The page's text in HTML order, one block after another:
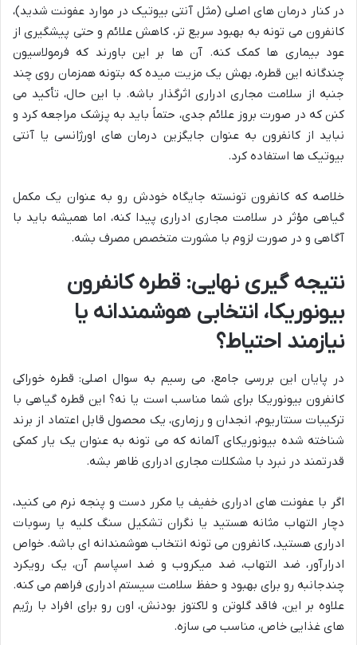
در کنار درمان های اصلی (مثل آنتی بیوتیک در موارد عفونت شدید)،
کانفرون می تونه به بهبود سریع تر، کاهش علائم و حتی پیشگیری از
عود بیماری ها کمک کنه. آن ها بر این باورند که فرمولاسیون
چندگانه این قطره، بهش یک مزیت میده که بتونه همزمان روی چند
جنبه از سلامت مجاری ادراری اثرگذار باشه. با این حال، تأکید می
کنن که در صورت بروز علائم جدی، حتماً باید به پزشک مراجعه کرد و
نباید از کانفرون به عنوان جایگزین درمان های اورژانسی یا آنتی
بیوتیک ها استفاده کرد.
خلاصه که کانفرون تونسته جایگاه خودش رو به عنوان یک مکمل
گیاهی مؤثر در سلامت مجاری ادراری پیدا کنه، اما همیشه باید با
آگاهی و در صورت لزوم با مشورت متخصص مصرف بشه.
نتیجه گیری نهایی: قطره کانفرون
بیونوریکا، انتخابی هوشمندانه یا
نیازمند احتیاط؟
در پایان این بررسی جامع، می رسیم به سوال اصلی: قطره خوراکی
کانفرون بیونوریکا برای شما مناسب است یا نه؟ این قطره گیاهی با
ترکیبات سنتاریوم، انجدان و رزماری، یک محصول قابل اعتماد از برند
شناخته شده بیونوریکای آلمانه که می تونه به عنوان یک یار کمکی
قدرتمند در نبرد با مشکلات مجاری ادراری ظاهر بشه.
اگر با عفونت های ادراری خفیف یا مکرر دست و پنجه نرم می کنید،
دچار التهاب مثانه هستید یا نگران تشکیل سنگ کلیه یا رسوبات
ادراری هستید، کانفرون می تونه انتخاب هوشمندانه ای باشه. خواص
ادرارآور، ضد التهاب، ضد میکروب و ضد اسپاسم آن، یک رویکرد
چندجانبه رو برای بهبود و حفظ سلامت سیستم ادراری فراهم می کنه.
علاوه بر این، فاقد گلوتن و لاکتوز بودنش، اون رو برای افراد با رژیم
های غذایی خاص، مناسب می سازه.